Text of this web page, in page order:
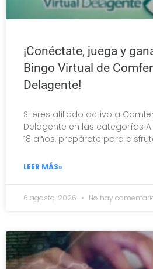
¡Conéctate, juega y
Bingo Virtual de
Delagente!
Si eres afiliado activo a
Delagente en las categorías
18 años, prepárate para
LEER MÁS»
6 agosto, 2026 No hay